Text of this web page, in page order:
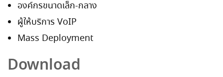
องค์กรขนาดเล็ก-กลาง
ผู้ให้บริการ VoIP
Mass Deployment
Download